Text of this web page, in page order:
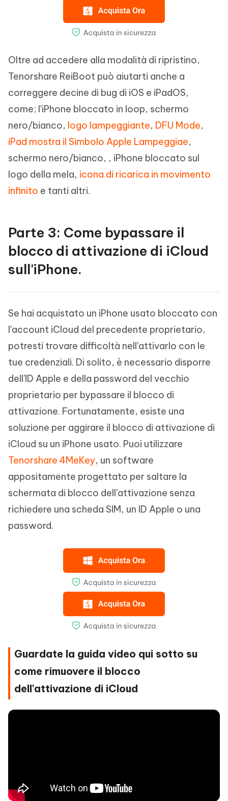
Oltre ad accedere alla modalità di ripristino,
Tenorshare ReiBoot può aiutarti anche a
correggere decine di bug di iOS e iPadOS,
come; l'iPhone bloccato in loop, schermo
nero/bianco, logo lampeggiante, DFU Mode,
iPad mostra il Simbolo Apple Lampeggiae,
schermo nero/bianco, , iPhone bloccato sul
logo della mela, icona di ricarica in movimento
infinito e tanti altri.
Parte 3: Come bypassare il
blocco di attivazione di iCloud
sull'iPhone.
Se hai acquistato un iPhone usato bloccato con
l'account iCloud del precedente proprietario,
potresti trovare difficoltà nell'attivarlo con le
tue credenziali. Di solito, è necessario disporre
dell'ID Apple e della password del vecchio
proprietario per bypassare il blocco di
attivazione. Fortunatamente, esiste una
soluzione per aggirare il blocco di attivazione di
iCloud su un iPhone usato. Puoi utilizzare
Tenorshare 4MeKey, un software
appositamente progettato per saltare la
schermata di blocco dell'attivazione senza
richiedere una scheda SIM, un ID Apple o una
password.
Guardate la guida video qui sotto su
come rimuovere il blocco
dell'attivazione di iCloud